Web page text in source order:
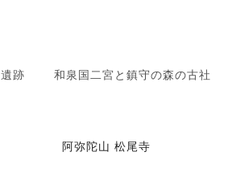
跡 和泉国二宮と鎮守の森の古社
阿弥陀山 松尾寺